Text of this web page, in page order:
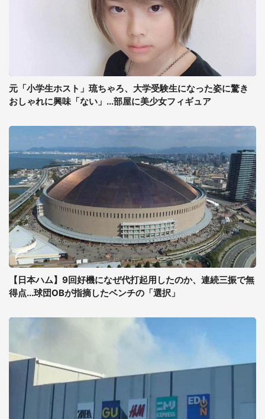
元「小学生ホスト」琉ちゃろ、大学受験生になった姿に驚き
おしゃれに興味「ない」...部屋に美少女フィギュア
【日本ハム】9回好機になぜ代打起用したのか、連続三振で無
得点...球団OBが指摘したベンチの「選択」